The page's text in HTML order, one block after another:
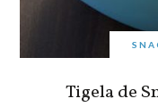
Tigela de